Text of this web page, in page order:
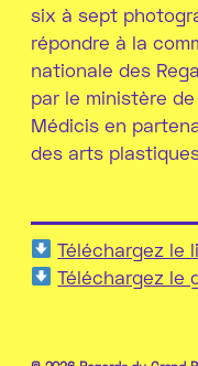
six à sept
répondre à la
nationale des
par le ministère
Médicis en
des arts
Téléchargez le
Téléchargez le